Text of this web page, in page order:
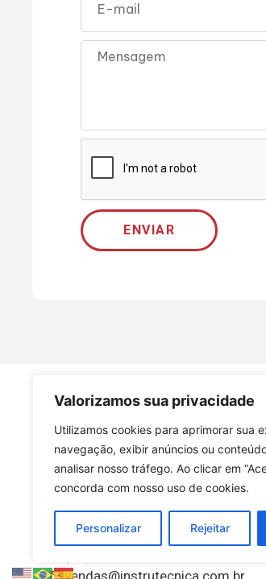
Valorizamos sua privacidade
Utilizamos cookies para aprimorar sua
navegação, exibir anúncios ou
analisar nosso tráfego. Ao clicar em
concorda com nosso uso de cookies.
Personalizar Rejeitar
ENVIAR
(19) 3289-9649